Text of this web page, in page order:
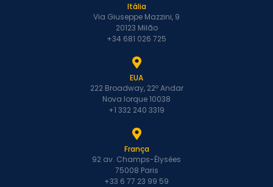
Itália
Via Giuseppe Mazzini, 9
20123 Milão
+34 681 026 725
EUA
222 Broadway, 22º Andar
Nova Iorque 10038
+1 332 240 3319
França
92 av. Champs-Élysées
75008 Paris
+33 6 77 23 99 59